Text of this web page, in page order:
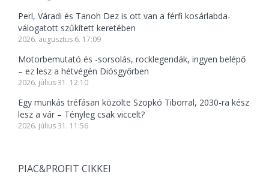
Perl, Váradi és Tanoh Dez is ott van a férfi kosárlabda-
válogatott szűkített keretében
2026. augusztus 6. 17:09
Motorbemutató és -sorsolás, rocklegendák, ingyen belépő
– ez lesz a hétvégén Diósgyőrben
2026. július 31. 12:10
Egy munkás tréfásan közölte Szopkó Tiborral, 2030-ra kész
lesz a vár – Tényleg csak viccelt?
2026. július 31. 11:56
PIAC&PROFIT CIKKEI